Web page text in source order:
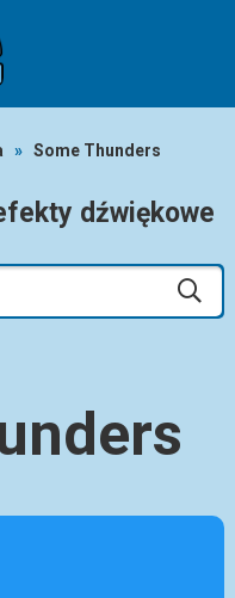
» Some Thunders
dźwiękowe